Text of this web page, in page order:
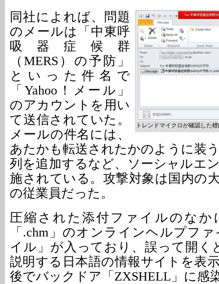
トレンドマイクロが確認した
同社によれば、問題
のメールは「中東呼
吸器症候群
（MERS）の予防」
といった件名で
「Yahoo！メール」
のアカウントを用い
て送信されていた。
メールの件名には、
あたかも転送されたかのように装
列を追加するなど、ソーシャルエ
施されている。攻撃対象は国内の
の従業員だった。
圧縮された添付ファイルのなか
「.chm」のオンラインヘルプフ
イル」が入っており、誤って開く
説明する日本語の情報サイトを表
後でバックドア「ZXSHELL」に感